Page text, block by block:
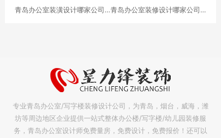
青岛办公室装潢设计哪家公司的设计水平最高啊?
青岛办公室装修设计哪家公司专业水平好?求推荐?
专业青岛办公室/写字楼装修设计公司，为青岛，烟台，威海，潍
坊等周边地区企业提供一站式整体办公楼/写字楼/幼儿园装修服
务，青岛办公室设计师免费量房，免费设计，免费报价！还可以